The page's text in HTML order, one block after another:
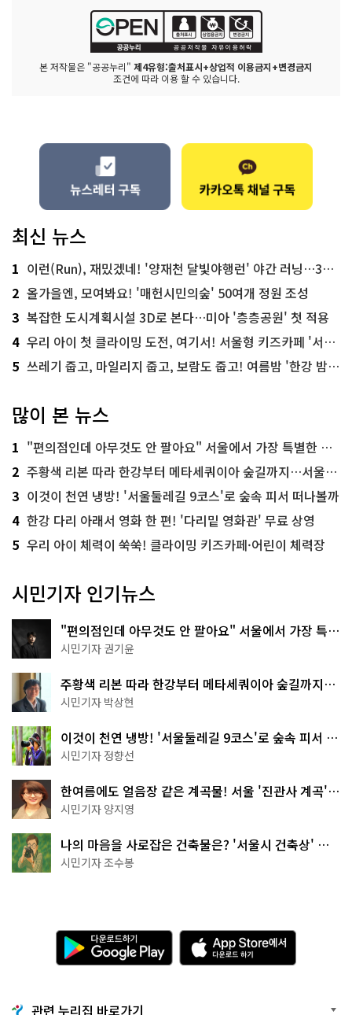
본 저작물은 "공공누리" 제4유형:출처표시+상업적 이용금지+변경금지
조건에 따라 이용 할 수 있습니다.
최신 뉴스
1 이런(Run), 재밌겠네! '양재천 달빛야행런' 야간 러닝…300명 모집
2 올가을엔, 모여봐요! '매헌시민의숲' 50여개 정원 조성
3 복잡한 도시계획시설 3D로 본다…미아 '층층공원' 첫 적용
4 우리 아이 첫 클라이밍 도전, 여기서! 서울형 키즈카페 '서울가족플라자점'
5 쓰레기 줍고, 마일리지 줍고, 보람도 줍고! 여름밤 '한강 밤마실 줍깅'
많이 본 뉴스
1 "편의점인데 아무것도 안 팔아요" 서울에서 가장 특별한 편의점의 정체
2 주황색 리본 따라 한강부터 메타세쿼이아 숲길까지…서울둘레길 15코스
3 이것이 천연 냉방! '서울둘레길 9코스'로 숲속 피서 떠나볼까
4 한강 다리 아래서 영화 한 편! '다리밑 영화관' 무료 상영
5 우리 아이 체력이 쑥쑥! 클라이밍 키즈카페·어린이 체력장
시민기자 인기뉴스
"편의점인데 아무것도 안 팔아요" 서울에서 가장 특별
한 편의점의 정체
시민기자 권기윤
주황색 리본 따라 한강부터 메타세쿼이아 숲길까지…
서울둘레길 15코스
시민기자 박상현
이것이 천연 냉방! '서울둘레길 9코스'로 숲속 피서 떠
나볼까
시민기자 정향선
한여름에도 얼음장 같은 계곡물! 서울 '진관사 계곡'이
천국이네~
시민기자 양지영
나의 마음을 사로잡은 건축물은? '서울시 건축상' 수
상작 공개!
시민기자 조수봉
다
운
로
기
A
p
p
관련 누리집 바로가기